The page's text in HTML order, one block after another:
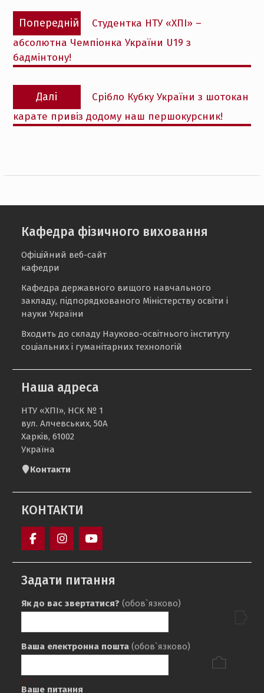
Навігація
записів
Попередній
Попередній
запис:
Студентка НТУ «ХПІ» –
абсолютна Чемпіонка України U19 з
бадмінтону!
Далі
Наступний
запис:
Срібло Кубку України з шотокан
карате привіз додому наш першокурсник!
Кафедра фізичного виховання
Офіційний веб-сайт
кафедри
Кафедра державного вищого навчального
закладу, підпорядкованого Міністерству освіти і
науки України
Входить до складу Науково-освітнього інституту
соціальних і гуманітарних технологій
Наша адреса
НТУ «ХПІ», НСК № 1
вул. Алчевських, 50А
Харків, 61002
Україна
Контакти
КОНТАКТИ
виховання»
«ХПІ»
ВИХОВАННЯ»
«ХПІ»
Задати питання
Як до вас звертатися? (обов`язково)
Ваша електронна пошта (обов`язково)
Ваше питання